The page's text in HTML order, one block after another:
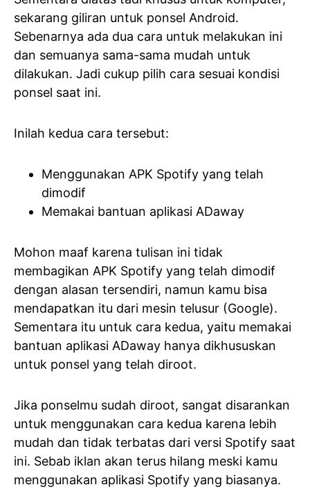
sekarang giliran untuk ponsel Android.
Sebenarnya ada dua cara untuk melakukan ini
dan semuanya sama-sama mudah untuk
dilakukan. Jadi cukup pilih cara sesuai kondisi
ponsel saat ini.
Inilah kedua cara tersebut:
Menggunakan APK Spotify yang telah
dimodif
Memakai bantuan aplikasi ADaway
Mohon maaf karena tulisan ini tidak
membagikan APK Spotify yang telah dimodif
dengan alasan tersendiri, namun kamu bisa
mendapatkan itu dari mesin telusur (Google).
Sementara itu untuk cara kedua, yaitu memakai
bantuan aplikasi ADaway hanya dikhususkan
untuk ponsel yang telah diroot.
Jika ponselmu sudah diroot, sangat disarankan
untuk menggunakan cara kedua karena lebih
mudah dan tidak terbatas dari versi Spotify saat
ini. Sebab iklan akan terus hilang meski kamu
menggunakan aplikasi Spotify yang biasanya.